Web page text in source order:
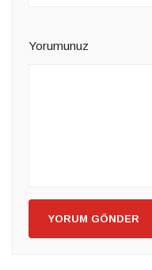
Yorumunuz
YORUM GÖNDER